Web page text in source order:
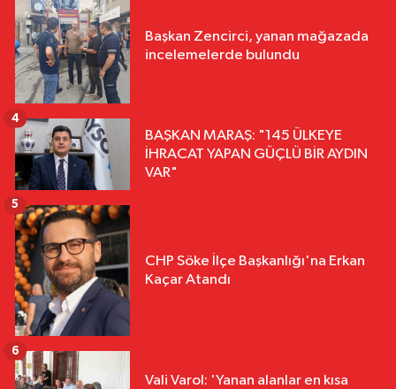
Başkan Zencirci, yanan mağazada
incelemelerde bulundu
BAŞKAN MARAŞ: "145 ÜLKEYE
İHRACAT YAPAN GÜÇLÜ BİR AYDIN
VAR"
4
CHP Söke İlçe Başkanlığı'na Erkan
Kaçar Atandı
5
Vali Varol: 'Yanan alanlar en kısa
6